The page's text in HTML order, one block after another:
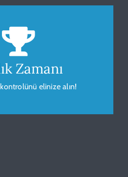
Zamanı
kontrolünü elinize alın!
Endeksi
vücudunuzu gözlemleyip
HESAPLA